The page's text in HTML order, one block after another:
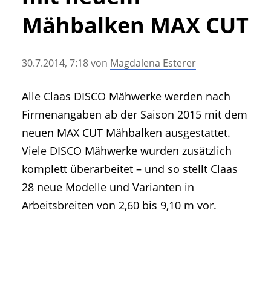
• Messen und Veranstaltungen
• Agritechnica Neuheiten Archiv
Mähbalken MAX CUT
30.7.2014, 7:18von Magdalena Esterer
Alle Claas DISCO Mähwerke werden nach
Firmenangaben ab der Saison 2015 mit dem
neuen MAX CUT Mähbalken ausgestattet.
Viele DISCO Mähwerke wurden zusätzlich
komplett überarbeitet – und so stellt Claas
28 neue Modelle und Varianten in
Arbeitsbreiten von 2,60 bis 9,10 m vor.